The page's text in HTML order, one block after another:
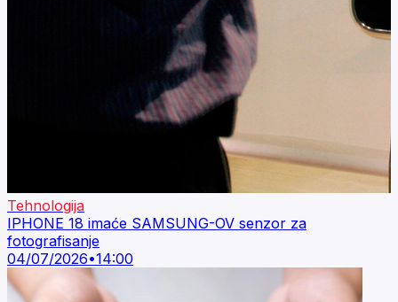
Tehnologija
IPHONE 18 imaće SAMSUNG-OV senzor za
fotografisanje
04/07/2026•14:00